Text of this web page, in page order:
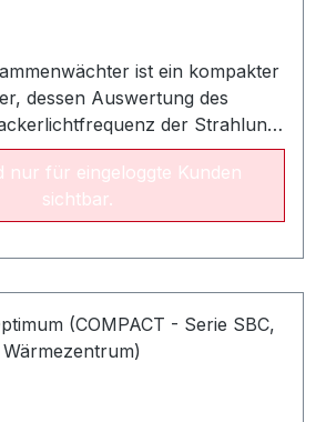
ist ein kompakter
des
der Strahlung
eine Flamme vorliegt
Detektor, sondern
nur für eingeloggte Kunden
sichtbar.